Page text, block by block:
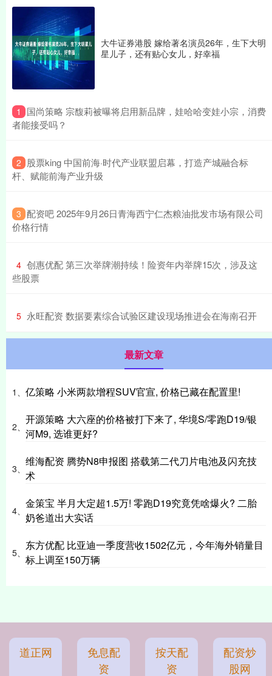
大牛证券港股 嫁给著名演员26年，生下大明
星儿子，还有贴心女儿，好幸福
1
​国尚策略 宗馥莉被曝将启用新品牌，娃哈哈变娃小宗，消费
者能接受吗？
2 ​股票king 中国前海·时代产业联盟启幕，打造产城融合标
杆、赋能前海产业升级
3 ​配资吧 2025年9月26日青海西宁仁杰粮油批发市场有限公司
价格行情
4 ​创惠优配 第三次举牌潮持续！险资年内举牌15次，涉及这
些股票
5 ​永旺配资 数据要素综合试验区建设现场推进会在海南召开
最新文章
1、 亿策略 小米两款增程SUV官宣, 价格已藏在配置里!
2、
开源策略 大六座的价格被打下来了, 华境S/零跑D19/银
河M9, 选谁更好?
3、
维海配资 腾势N8申报图 搭载第二代刀片电池及闪充技
术
4、
金策宝 半月大定超1.5万! 零跑D19究竟凭啥爆火? 二胎
奶爸道出大实话
5、
东方优配 比亚迪一季度营收1502亿元，今年海外销量目
标上调至150万辆
道正网
免息配
资
按天配
资
配资炒
股网